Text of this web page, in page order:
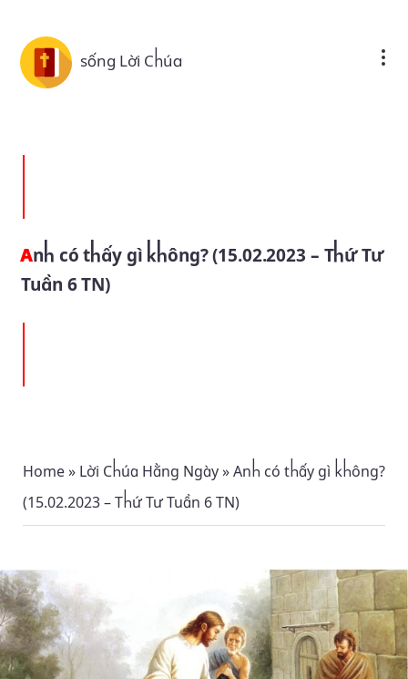
sống Lời Chúa
Anh có thấy gì không? (15.02.2023 – Thứ Tư
Tuần 6 TN)
Home» Lời Chúa Hằng Ngày» Anh có thấy gì không?
(15.02.2023 – Thứ Tư Tuần 6 TN)